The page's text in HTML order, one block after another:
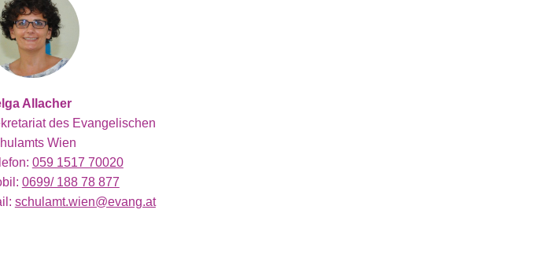
Allacher
des Evangelischen
Wien
059 1517 70020
0699/ 188 78 877
schulamt.wien@evang.at